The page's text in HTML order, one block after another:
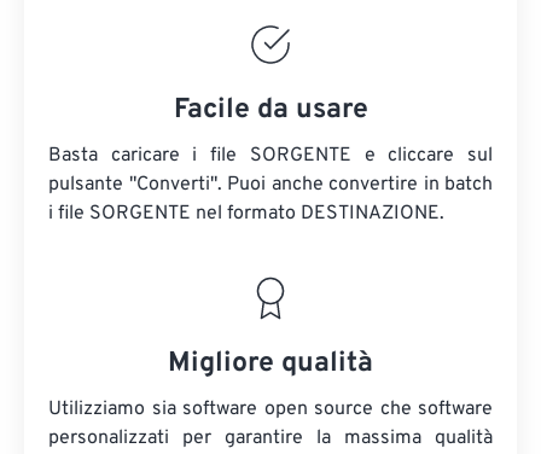
Facile da usare
Basta caricare i file SORGENTE e cliccare sul
pulsante "Converti". Puoi anche convertire in batch
i file SORGENTE nel formato DESTINAZIONE.
Migliore qualità
Utilizziamo sia software open source che software
personalizzati per garantire la massima qualità